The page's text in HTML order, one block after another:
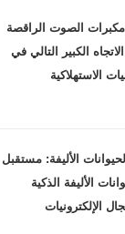
الصوت الراقصة
الكبير التالي في
الاستهلاكية
الأليفة: مستقبل
الأليفة الذكية
الإلكترونيات